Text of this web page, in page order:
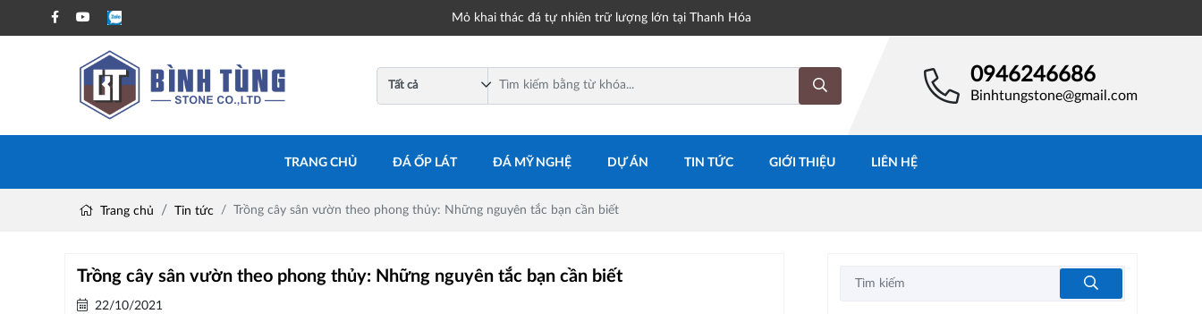
Mỏ khai thác đá tự nhiên trữ lượng lớn tại Thanh Hóa
0946246686
Binhtungstone@gmail.com
TRANG CHỦ ĐÁ ỐP LÁT ĐÁ MỸ NGHỆ DỰ ÁN TIN TỨC GIỚI THIỆU LIÊN HỆ
Trang chủ Tin tức Trồng cây sân vườn theo phong thủy: Những nguyên tắc bạn cần biết
Trồng cây sân vườn theo phong thủy: Những nguyên tắc bạn cần biết
22/10/2021